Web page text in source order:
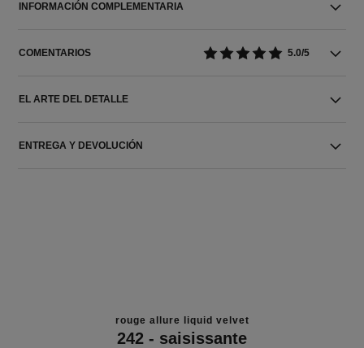
INFORMACIÓN COMPLEMENTARIA
COMENTARIOS 5.0/5
EL ARTE DEL DETALLE
ENTREGA Y DEVOLUCIÓN
rouge allure liquid velvet
242 - saisissante